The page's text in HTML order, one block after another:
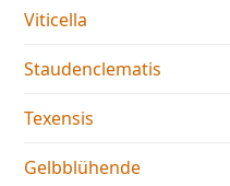
Viticella
Staudenclematis
Texensis
Gelbblühende